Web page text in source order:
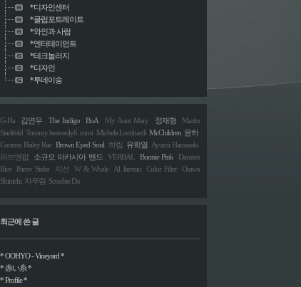
*디자인센터
*클럽포트레이트
*와인과 사람
*엔터테이먼트
*테크놀러지
*디자인
*투데이송
G-Fla 김연우 The Indigo BoA My Aunt Mary 정재형
Martin
Stadtfeld Tommy heavenly6 romi Michela Lombardi Mr.Children 윤하
Corinne Bailey Rae Brown Eyed Soul 하림 유희열 Ayumi Hamasaki
러브앤팝
소규모 아카시아 밴드 VERBAL Bonnie Pink
Damien
Rice
Parov Stelar 지선 W & Whale Al Jarreau Color Filter
Osawa
Shinichi 자우림 Scoobie Do
최근에 쓴 글
* OOHYO - Vineyard *
* 赤い糸 *
* Profile *